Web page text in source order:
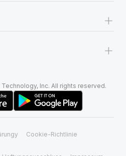
+
+
Inc. All rights reserved.
Cookie-Richtlinie